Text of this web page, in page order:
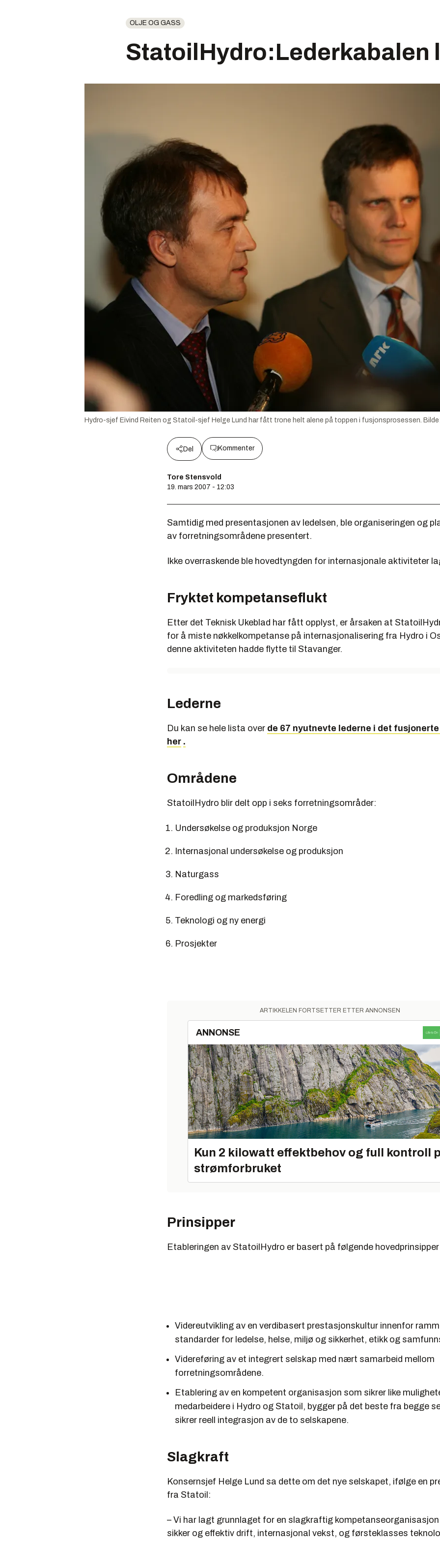
OLJE OG GASS
StatoilHydro:Lederkabalen
Hydro-sjef Eivind Reiten og Statoil-sjef Helge Lund har fått trone helt alene på toppen i fusjonsprosessen.
Del Kommenter
Tore Stensvold
19. mars 2007 - 12:03
Samtidig med presentasjonen av ledelsen, ble organiseringen og
av forretningsområdene presentert.
Ikke overraskende ble hovedtyngden for internasjonale aktiviteter
Fryktet kompetanseflukt
Etter det Teknisk Ukeblad har fått opplyst, er årsaken at
for å miste nøkkelkompetanse på internasjonalisering fra Hydro i
denne aktiviteten hadde flytte til Stavanger.
Lederne
Du kan se hele lista over de 67 nyutnevte lederne i det
her .
Områdene
StatoilHydro blir delt opp i seks forretningsområder:
Undersøkelse og produksjon Norge
Internasjonal undersøkelse og produksjon
Naturgass
Foredling og markedsføring
Teknologi og ny energi
Prosjekter
ARTIKKELEN FORTSETTER ETTER ANNONSEN
ANNONSE
Kun 2 kilowatt effektbehov og full kontroll
strømforbruket
Prinsipper
Etableringen av StatoilHydro er basert på følgende
Videreutvikling av en verdibasert prestasjonskultur innenfor
standarder for ledelse, helse, miljø og sikkerhet, etikk og
Videreføring av et integrert selskap med nært samarbeid mellom
forretningsområdene.
Etablering av en kompetent organisasjon som sikrer like
medarbeidere i Hydro og Statoil, bygger på det beste fra begge
sikrer reell integrasjon av de to selskapene.
Slagkraft
Konsernsjef Helge Lund sa dette om det nye selskapet, ifølge en
fra Statoil:
– Vi har lagt grunnlaget for en slagkraftig
sikker og effektiv drift, internasjonal vekst, og førsteklasses